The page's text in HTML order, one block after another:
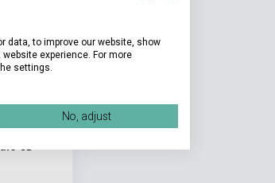
data, to improve our website, show
experience. For more
settings.
No, adjust